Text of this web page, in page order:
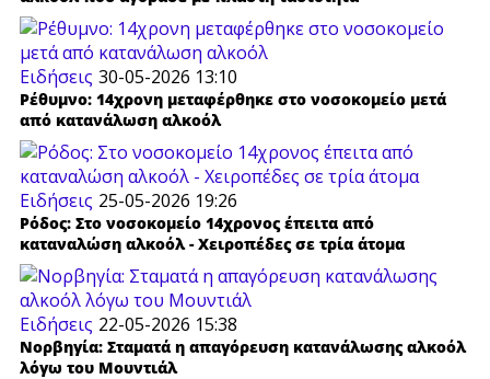
Ειδήσεις 30-05-2026 13:10
Ρέθυμνο: 14χρονη μεταφέρθηκε στο νοσοκομείο μετά
από κατανάλωση αλκοόλ
Ειδήσεις 25-05-2026 19:26
Ρόδος: Στο νοσοκομείο 14χρονος έπειτα από
καταναλώση αλκοόλ - Χειροπέδες σε τρία άτομα
Ειδήσεις 22-05-2026 15:38
Νορβηγία: Σταματά η απαγόρευση κατανάλωσης αλκοόλ
λόγω του Μουντιάλ